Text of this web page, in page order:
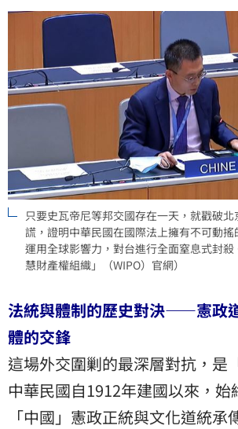
只要史瓦帝尼等邦交國存在一天，就戳破
謊，證明中華民國在國際法上擁有不可動
運用全球影響力，對台進行全面窒息式封
慧財產權組織」（WIPO）官網）
法統與體制的歷史對決——憲政
體的交鋒
這場外交圍剿的最深層對抗，是
中華民國自1912年建國以來，始
「中國」憲政正統與文化道統承